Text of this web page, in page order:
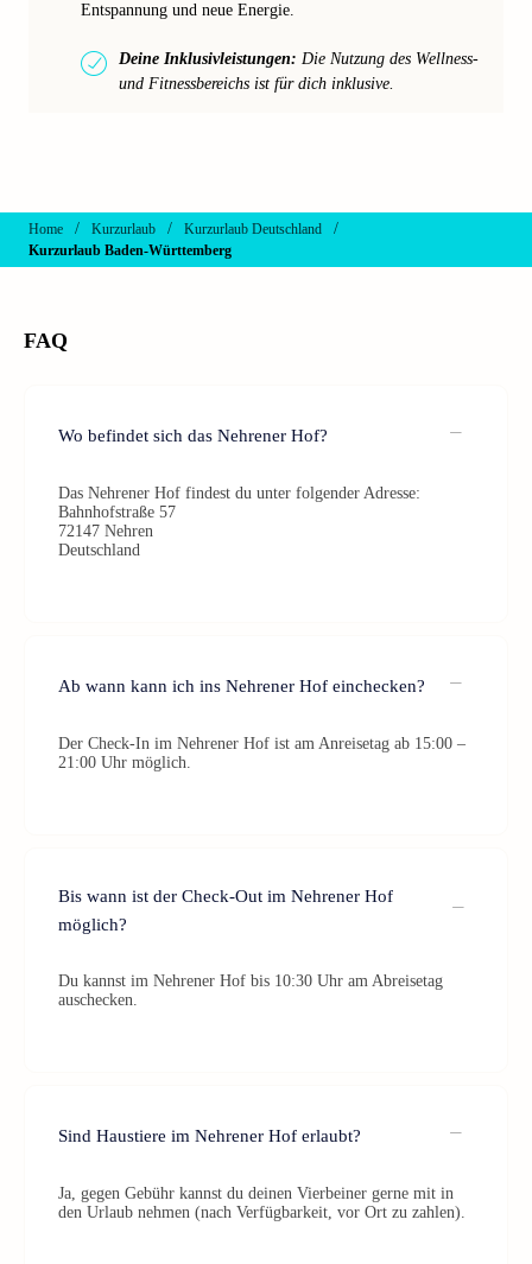
Entspannung und neue Energie.
Deine Inklusivleistungen: Die Nutzung des Wellness-
und Fitnessbereichs ist für dich inklusive.
Home / Kurzurlaub / Kurzurlaub Deutschland /
Kurzurlaub Baden-Württemberg
FAQ
Wo befindet sich das Nehrener Hof?
Das Nehrener Hof findest du unter folgender Adresse:
Bahnhofstraße 57
72147 Nehren
Deutschland
Ab wann kann ich ins Nehrener Hof einchecken?
Der Check-In im Nehrener Hof ist am Anreisetag ab 15:00 –
21:00 Uhr möglich.
Bis wann ist der Check-Out im Nehrener Hof
möglich?
Du kannst im Nehrener Hof bis 10:30 Uhr am Abreisetag
auschecken.
Sind Haustiere im Nehrener Hof erlaubt?
Ja, gegen Gebühr kannst du deinen Vierbeiner gerne mit in
den Urlaub nehmen (nach Verfügbarkeit, vor Ort zu zahlen).